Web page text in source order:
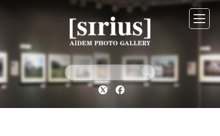
Twitter Facebook
シリウスについて
展示スケジュール